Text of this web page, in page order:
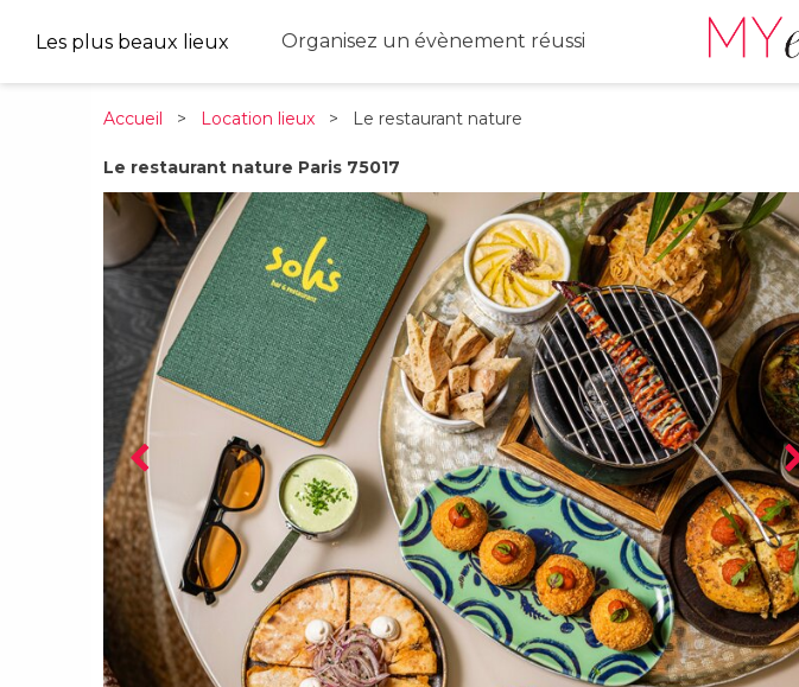
Les plus beaux lieux Organisez un évènement réussi
Accueil > Location lieux > Le restaurant nature
Le restaurant nature Paris 75017